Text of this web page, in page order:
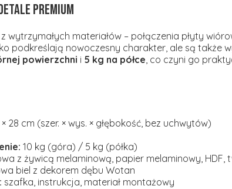
premium
wytrzymałych materiałów – połączenia płyty
podkreślają nowoczesny charakter, ale są także
powierzchni i 5 kg na półce , co czyni go
× 28 cm (szer. × wys. × głębokość, bez uchwytów)
10 kg (góra) / 5 kg (półka)
z żywicą melaminową, papier melaminowy, HDF,
biel z dekorem dębu Wotan
szafka, instrukcja, materiał montażowy